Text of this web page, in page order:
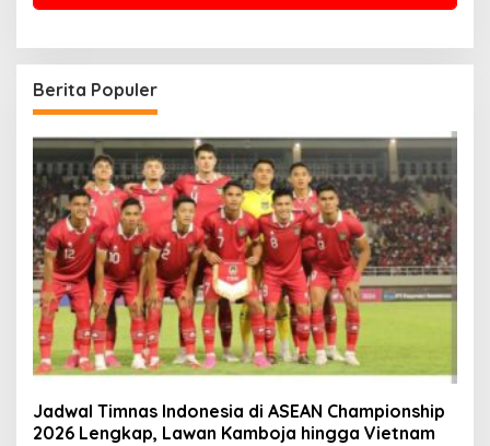
Berita Populer
Jadwal Timnas Indonesia di ASEAN Championship
2026 Lengkap, Lawan Kamboja hingga Vietnam